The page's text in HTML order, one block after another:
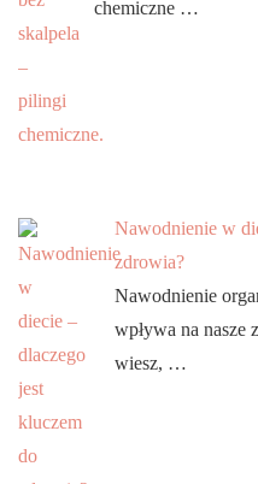
chemiczne …
Nawodnienie w
zdrowia?
Nawodnienie
wpływa na nasze
wiesz, …